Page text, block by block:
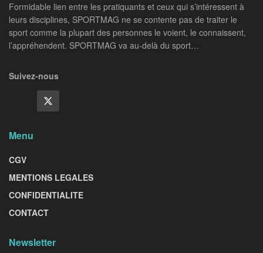
Formidable lien entre les pratiquants et ceux qui s’intéressent à
leurs disciplines, SPORTMAG ne se contente pas de traiter le
sport comme la plupart des personnes le voient, le connaissent,
l’appréhendent. SPORTMAG va au-delà du sport…
Suivez-nous
Menu
CGV
MENTIONS LEGALES
CONFIDENTIALITE
CONTACT
Newsletter